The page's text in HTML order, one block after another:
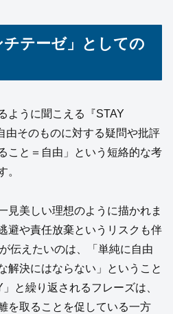
テーゼ」としての
ように聞こえる『STAY
由そのものに対する疑問や批評
こと＝自由」という短絡的な考
。
見美しい理想のように描かれま
避や責任放棄というリスクも伴
伝えたいのは、「単純に自由
解決にはならない」ということ
と繰り返されるフレーズは、
を取ることを促している一方